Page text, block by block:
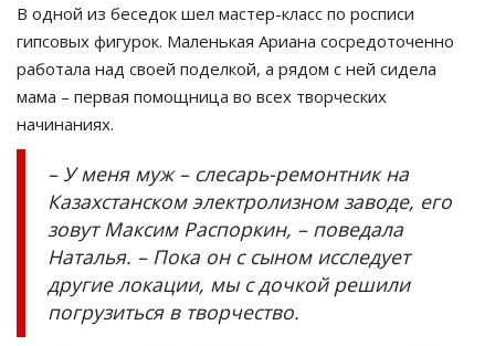
В одной из беседок шел мастер-класс по росписи
гипсовых фигурок. Маленькая Ариана сосредоточенно
работала над своей поделкой, а рядом с ней сидела
мама – первая помощница во всех творческих
начинаниях.
– У меня муж – слесарь-ремонтник на
Казахстанском электролизном заводе, его
зовут Максим Распоркин, – поведала
Наталья. – Пока он с сыном исследует
другие локации, мы с дочкой решили
погрузиться в творчество.